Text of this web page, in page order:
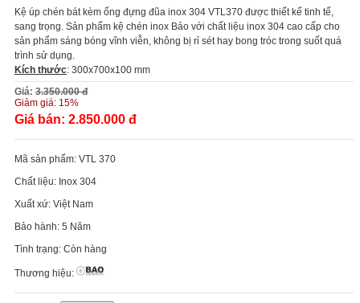
Kệ úp chén bát kèm ống đựng đũa inox 304 VTL370 được thiết kế tinh tế,
sang trọng. Sản phẩm kệ chén inox Bảo với chất liệu inox 304 cao cấp cho
sản phẩm sáng bóng vĩnh viễn, không bị rỉ sét hay bong tróc trong suốt quá
trình sử dụng.
Kích thước: 300x700x100 mm
Giá: 3.350.000 đ
Giảm giá: 15%
Giá bán: 2.850.000 đ
Mã sản phẩm: VTL 370
Chất liệu: Inox 304
Xuất xứ: Việt Nam
Bảo hành: 5 Năm
Tình trạng: Còn hàng
Thương hiệu: